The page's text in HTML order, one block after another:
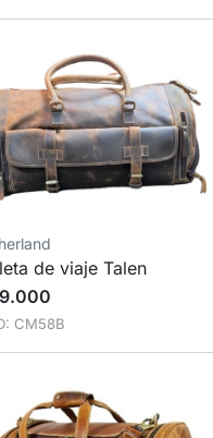
de viaje Talen
CM58B